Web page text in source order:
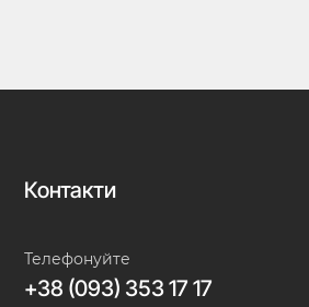
Контакти
Телефонуйте
+38 (093) 353 17 17